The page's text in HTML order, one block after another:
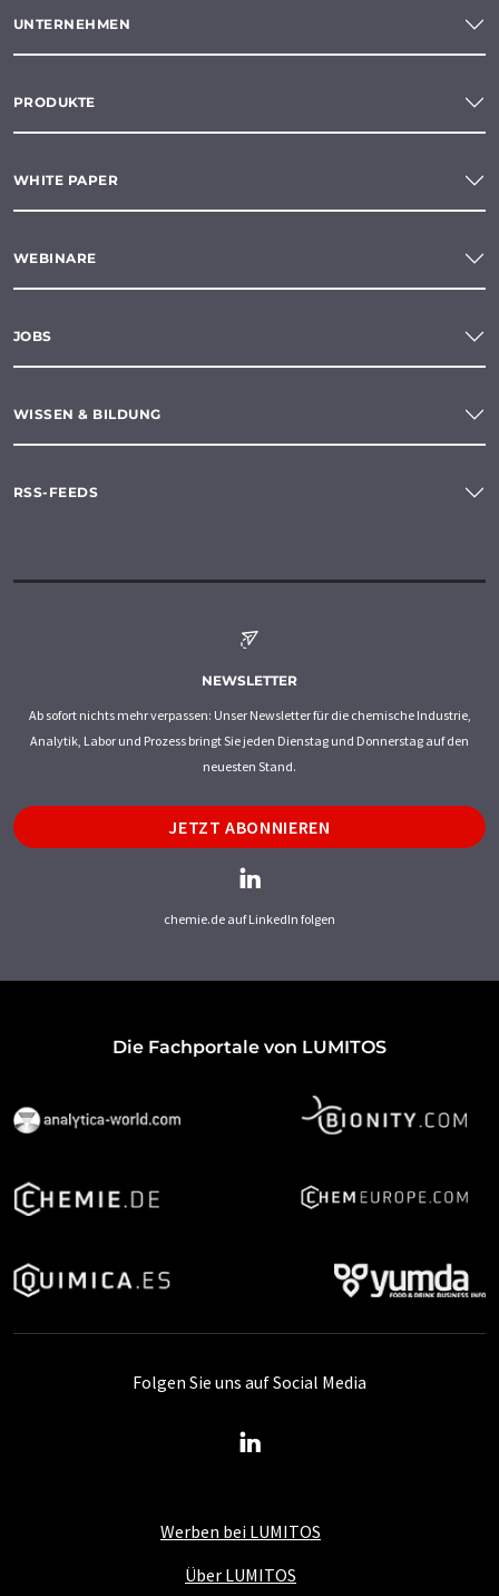
UNTERNEHMEN
PRODUKTE
WHITE PAPER
WEBINARE
JOBS
WISSEN & BILDUNG
RSS-FEEDS
NEWSLETTER
Ab sofort nichts mehr verpassen: Unser Newsletter für die chemische Industrie,
Analytik, Labor und Prozess bringt Sie jeden Dienstag und Donnerstag auf den
neuesten Stand.
JETZT ABONNIEREN
chemie.de auf LinkedIn folgen
Die Fachportale von LUMITOS
Werben bei LUMITOS
Über LUMITOS
Folgen Sie uns auf Social Media